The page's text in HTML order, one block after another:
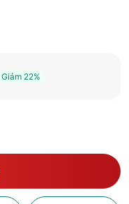
Giảm 22%